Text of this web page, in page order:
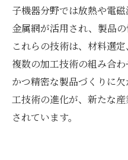
子機器分野では放熱や電
金属網が活用され、製品の
これらの技術は、材料選
複数の加工技術の組み合
かつ精密な製品づくりに
工技術の進化が、新たな
されています。